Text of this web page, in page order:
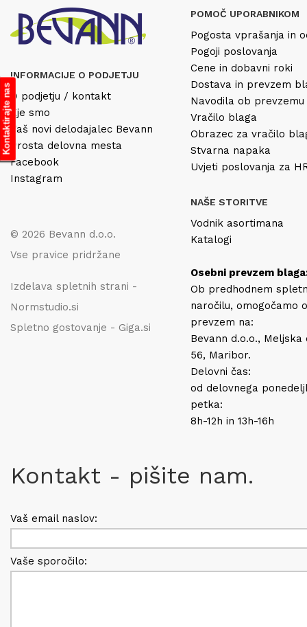
INFORMACIJE O PODJETJU
O podjetju / kontakt
Kje smo
Vaš novi delodajalec Bevann
Prosta delovna mesta
Facebook
Instagram
© 2026 Bevann d.o.o.
Vse pravice pridržane
Izdelava spletnih strani -
Normstudio.si
Spletno gostovanje - Giga.si
POMOČ UPORABNIKOM
Pogosta vprašanja in
Pogoji poslovanja
Cene in dobavni roki
Dostava in prevzem
Navodila ob
Vračilo blaga
Obrazec za vračilo
Stvarna napaka
Uvjeti poslovanja za
NAŠE STORITVE
Vodnik asortimana
Katalogi
Osebni prevzem
Ob predhodnem
naročilu, omogočamo
prevzem na:
Bevann d.o.o., Meljska
56, Maribor.
Delovni čas:
od delovnega
petka:
8h-12h in 13h-16h
Kontakt - pišite nam.
Vaš email naslov:
Vaše sporočilo:
Kontaktirajte nas